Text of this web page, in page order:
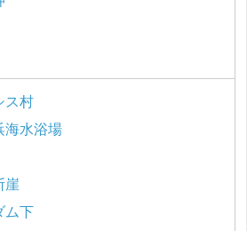
ス村
海水浴場
崖
ム下